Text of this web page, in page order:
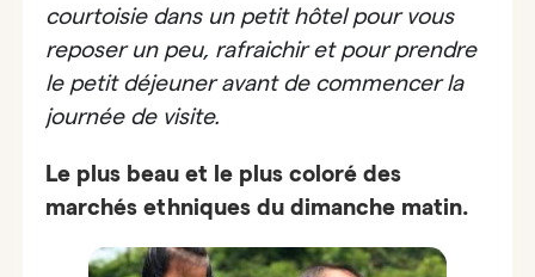
courtoisie dans un petit hôtel pour vous
reposer un peu, rafraichir et pour prendre
le petit déjeuner avant de commencer la
journée de visite.
Le plus beau et le plus coloré des
marchés ethniques du dimanche matin.